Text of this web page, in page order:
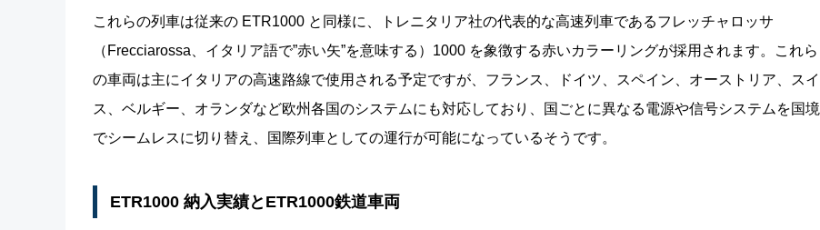
これらの列車は従来の ETR1000 と同様に、トレニタリア社の代表的な高速列車であるフレッチャロッサ
（Frecciarossa、イタリア語で”赤い矢”を意味する）1000 を象徴する赤いカラーリングが採用されます。これら
の車両は主にイタリアの高速路線で使用される予定ですが、フランス、ドイツ、スペイン、オーストリア、スイ
ス、ベルギー、オランダなど欧州各国のシステムにも対応しており、国ごとに異なる電源や信号システムを国境
でシームレスに切り替え、国際列車としての運行が可能になっているそうです。
ETR1000 納入実績とETR1000鉄道車両